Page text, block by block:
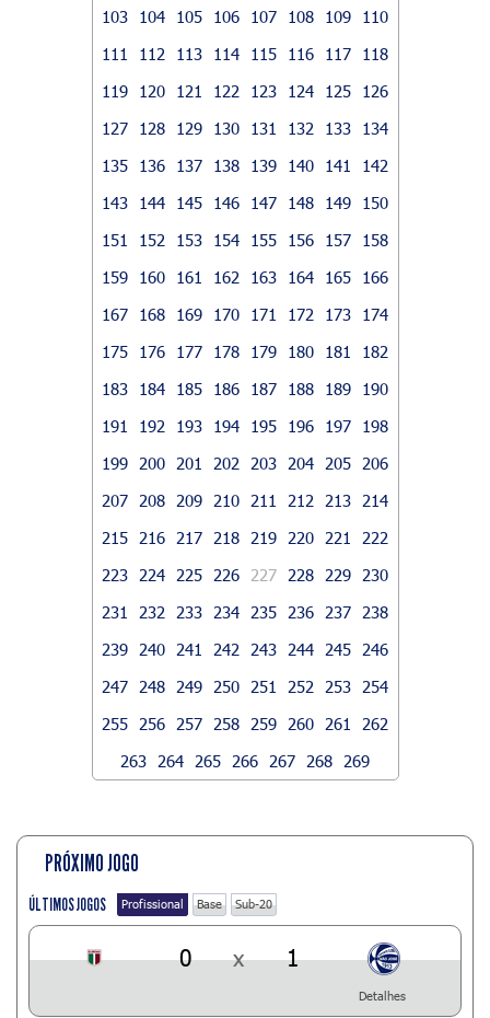
103
104 105 106 107 108 109
110
111
112 113 114 115 116 117
118
119
120 121 122 123 124 125
126
127
128 129 130 131 132 133
134
135
136 137 138 139 140 141
142
143
144 145 146 147 148 149
150
151
152 153 154 155 156 157
158
159
160 161 162 163 164 165
166
167
168 169 170 171 172 173
174
175
176 177 178 179 180 181
182
183
184 185 186 187 188 189
190
191
192 193 194 195 196 197
198
199
200 201 202 203 204 205
206
207
208 209 210 211 212 213
214
215
216 217 218 219 220 221
222
223
224 225 226 227 228 229
230
231
232 233 234 235 236 237
238
239
240 241 242 243 244 245
246
247
248 249 250 251 252 253
254
255
256 257 258 259 260 261
262
263
264 265 266 267 268 269
PRÓXIMO JOGO
ÚLTIMOS JOGOS Profissional Base Sub-20
0 x 1
Detalhes